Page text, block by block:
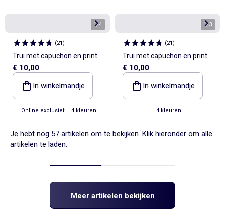
1/4
(21)
Trui met capuchon en print
€ 10,00
In winkelmandje
Online exclusief | 4 kleuren
1/3
(21)
Trui met capuchon en print
€ 10,00
In winkelmandje
4 kleuren
Je hebt nog 57 artikelen om te bekijken. Klik hieronder om alle
artikelen te laden.
Meer artikelen bekijken